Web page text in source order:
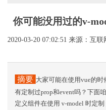
你可能没用过的v-
2020-03-20 07:02:51 来源：互联
摘要 大家可能在使用vue的
有定制过prop和event吗？下面
定义组件在使用 v-model 时定制